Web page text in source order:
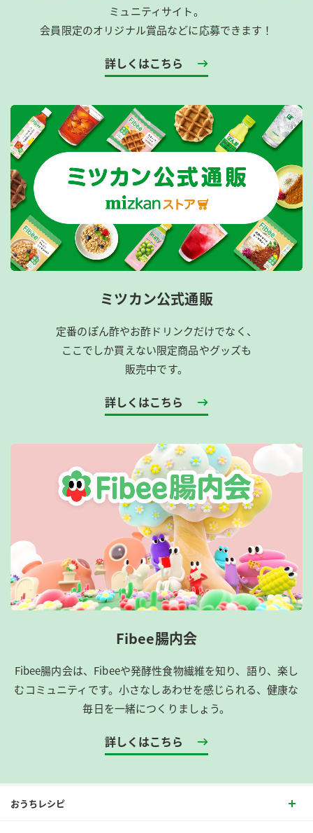
ミュニティサイト。
会員限定のオリジナル賞品などに応募できます！
詳しくはこちら
ミツカン公式通販
定番のぽん酢やお酢ドリンクだけでなく、
ここでしか買えない限定商品やグッズも
販売中です。
詳しくはこちら
Fibee腸内会
Fibee腸内会は、​Fibeeや発酵性食物繊維を知り、語り、楽し
むコミュニティです。​小さなしあわせを感じられる、健康な
毎日を一緒につくりましょう。
詳しくはこちら
おうちレシピ